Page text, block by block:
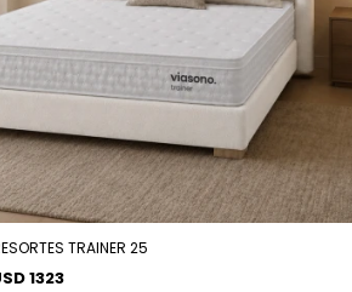
TRAINER 25
1323